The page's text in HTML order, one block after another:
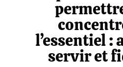
l’essentiel :
servir et